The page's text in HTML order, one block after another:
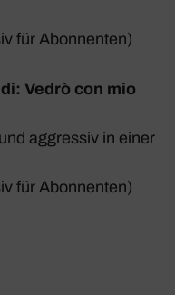
für Abon­nenten)
Vedrò con mio
aggressiv in einer
für Abon­nenten)